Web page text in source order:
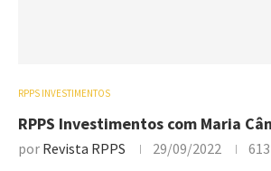
RPPS INVESTIMENTOS
RPPS Investimentos com Maria
por Revista RPPS 29/09/2022 613